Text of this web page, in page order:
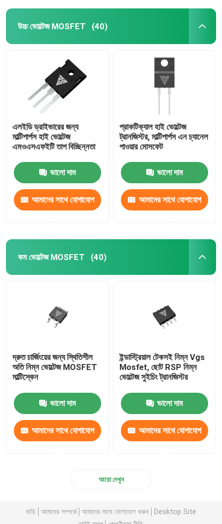
উচ্চ ভোল্টেজ MOSFET (40)
এলইডি ড্রাইভারের জন্য
মাল্টিপার্পস হাই ভোল্টেজ
এমওএসএফইটি তাপ বিচ্ছিন্নতা
ভালো দাম
আমাদের সাথে যোগাযোগ
প্রাকটিক্যাল হাই ভোল্টেজ
ট্রানজিস্টর, মাল্টিপার্পস এন চ্যানেল
পাওয়ার মোসফেট
ভালো দাম
আমাদের সাথে যোগাযোগ
কম ভোল্টেজ MOSFET (40)
দ্রুত চার্জিংয়ের জন্য স্থিতিশীল
অতি নিম্ন ভোল্টেজ MOSFET
মাল্টিস্কেন
ভালো দাম
আমাদের সাথে যোগাযোগ
ইন্ডাস্ট্রিয়াল টেকসই নিম্ন Vgs
Mosfet, ছোট RSP নিম্ন
ভোল্টেজ সুইচিং ট্রানজিস্টর
ভালো দাম
আমাদের সাথে যোগাযোগ
আরো দেখুন
বাড়ি আমাদের সম্পর্কে আমাদের সাথে যোগাযোগ করুন
Desktop Site